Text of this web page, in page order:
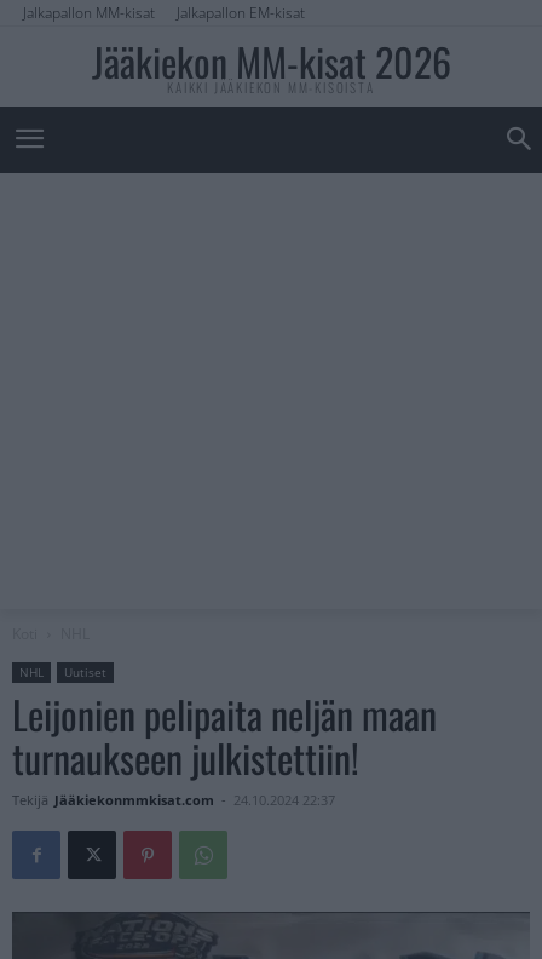
Jalkapallon MM-kisat Jalkapallon EM-kisat
Jääkiekon MM-kisat 2026
KAIKKI JÄÄKIEKON MM-KISOISTA
NHL Uutiset
Leijonien pelipaita neljän maan
turnaukseen julkistettiin!
Tekijä Jääkiekonmmkisat.com - 24.10.2024 22:37